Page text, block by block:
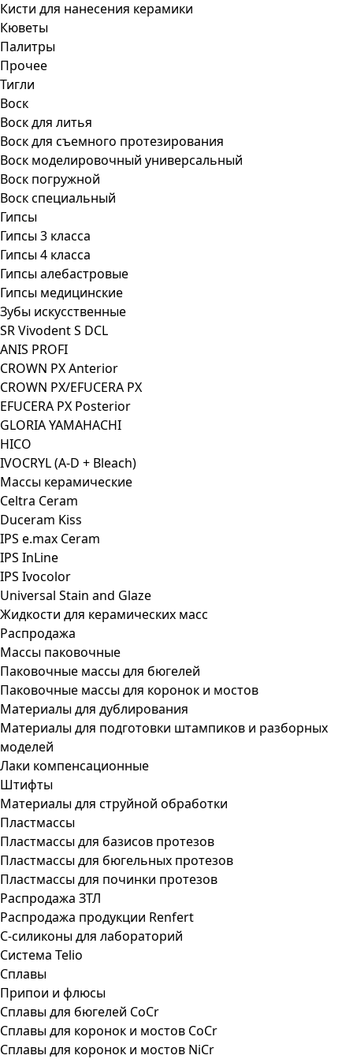
Кисти для нанесения керамики
Кюветы
Палитры
Прочее
Тигли
Воск
Воск для литья
Воск для съемного протезирования
Воск моделировочный универсальный
Воск погружной
Воск специальный
Гипсы
Гипсы 3 класса
Гипсы 4 класса
Гипсы алебастровые
Гипсы медицинские
Зубы искусственные
SR Vivodent S DCL
ANIS PROFI
CROWN PX Anterior
CROWN PX/EFUCERA PX
EFUCERA PX Posterior
GLORIA YAMAHACHI
HICO
IVOCRYL (A-D + Bleach)
Массы керамические
Celtra Ceram
Duceram Kiss
IPS e.max Ceram
IPS InLine
IPS Ivocolor
Universal Stain and Glaze
Жидкости для керамических масс
Распродажа
Массы паковочные
Паковочные массы для бюгелей
Паковочные массы для коронок и мостов
Материалы для дублирования
Материалы для подготовки штампиков и разборных
моделей
Лаки компенсационные
Штифты
Материалы для струйной обработки
Пластмассы
Пластмассы для базисов протезов
Пластмассы для бюгельных протезов
Пластмассы для починки протезов
Распродажа ЗТЛ
Распродажа продукции Renfert
С-силиконы для лабораторий
Система Telio
Сплавы
Припои и флюсы
Сплавы для бюгелей CoCr
Сплавы для коронок и мостов CoCr
Сплавы для коронок и мостов NiCr